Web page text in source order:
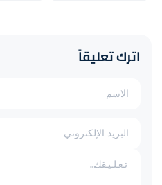
اترك تعليقاً